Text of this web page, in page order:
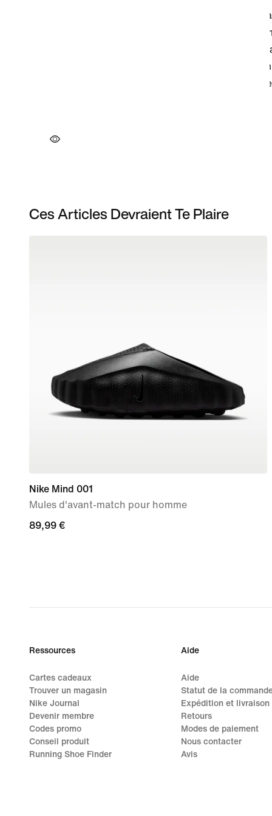
Ces Articles Devraient Te Plaire
Nike Mind 001
Mules d'avant-match pour homme
89,99 €
89,99 €
Ressources
Cartes cadeaux
Trouver un magasin
Nike Journal
Devenir membre
Codes promo
Conseil produit
Running Shoe Finder
Aide
Aide
Statut de la
Expédition et livraison
Retours
Modes de paiement
Nous contacter
Avis